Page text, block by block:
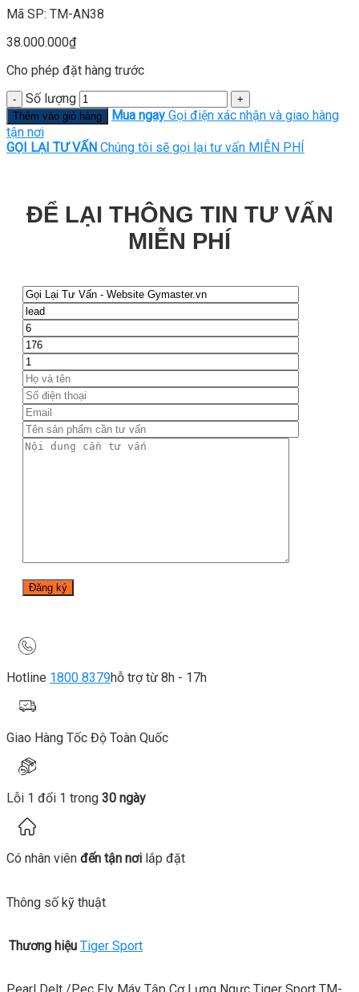
Mã SP: TM-AN38
38.000.000₫
Cho phép đặt hàng trước
Số lượng
Thêm vào giỏ hàng Mua ngay Gọi điện xác nhận và giao hàng
tận nơi
GỌI LẠI TƯ VẤN Chúng tôi sẽ gọi lại tư vấn MIỄN PHÍ
ĐỂ LẠI THÔNG TIN TƯ VẤN
MIỄN PHÍ
Hotline 1800 8379hỗ trợ từ 8h - 17h
Giao Hàng Tốc Độ Toàn Quốc
Lỗi 1 đổi 1 trong 30 ngày
Có nhân viên đến tận nơi lắp đặt
Thông số kỹ thuật
Thương hiệu Tiger Sport